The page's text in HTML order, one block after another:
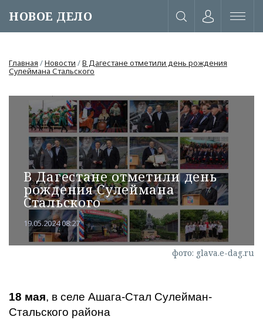
НОВОЕ ДЕЛО
или через соц. сети
Главная /Новости /В Дагестане отметили день рождения
Сулеймана Стальского
В Дагестане отметили день
рождения Сулеймана
Стальского
19.05.2024 08:27
фото: glava.e-dag.ru
18 мая, в селе Ашага-Стал Сулейман-
Стальского района